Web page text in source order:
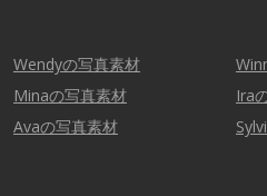
Wendyの写真素材
Minaの写真素材 Ira
Avaの写真素材